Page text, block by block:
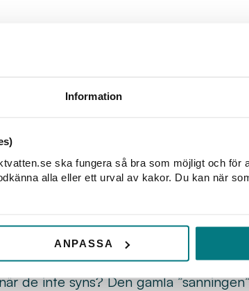
Information
ska fungera så bra som möjligt och för
alla eller ett urval av kakor. Du kan när
ANPASSA
VA-
på
träffades, nätverkade och
och AI.
de inte syns? Den gamla